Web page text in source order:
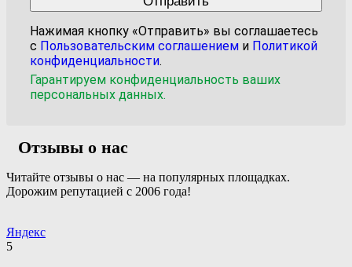
Нажимая кнопку «Отправить» вы соглашаетесь
с Пользовательским соглашением и Политикой
конфиденциальности.
Гарантируем конфиденциальность ваших
персональных данных.
Отзывы о нас
Читайте отзывы о нас — на популярных площадках.
Дорожим репутацией с 2006 года!
Яндекс
5